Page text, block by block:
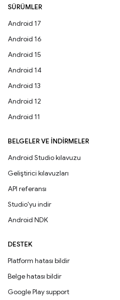
SÜRÜMLER
Android 17
Android 16
Android 15
Android 14
Android 13
Android 12
Android 11
BELGELER VE İNDIRMELER
Android Studio kılavuzu
Geliştirici kılavuzları
API referansı
Studio'yu indir
Android NDK
DESTEK
Platform hatası bildir
Belge hatası bildir
Google Play support